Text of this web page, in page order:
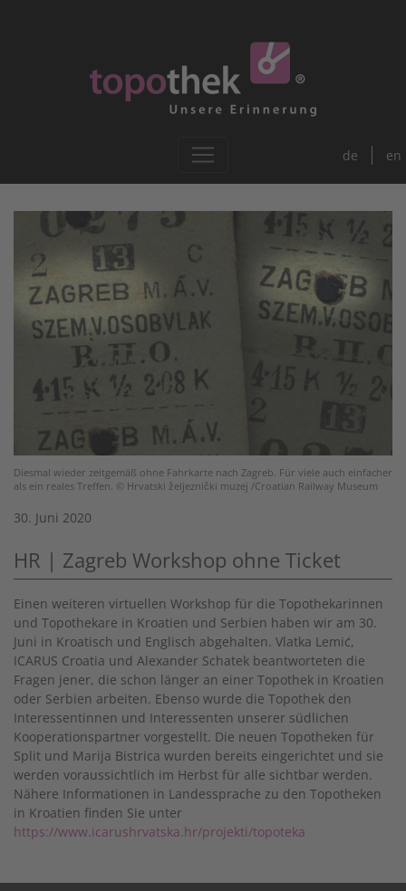
de en
Diesmal wieder zeitgemäß ohne Fahrkarte nach Zagreb. Für viele auch einfacher
als ein reales Treffen. © Hrvatski željeznički muzej /Croatian Railway Museum
30. Juni 2020
HR | Zagreb Workshop ohne Ticket
Einen weiteren virtuellen Workshop für die Topothekarinnen
und Topothekare in Kroatien und Serbien haben wir am 30.
Juni in Kroatisch und Englisch abgehalten. Vlatka Lemić,
ICARUS Croatia und Alexander Schatek beantworteten die
Fragen jener, die schon länger an einer Topothek in Kroatien
oder Serbien arbeiten. Ebenso wurde die Topothek den
Interessentinnen und Interessenten unserer südlichen
Kooperationspartner vorgestellt. Die neuen Topotheken für
Split und Marija Bistrica wurden bereits eingerichtet und sie
werden voraussichtlich im Herbst für alle sichtbar werden.
Nähere Informationen in Landessprache zu den Topotheken
in Kroatien finden Sie unter
https://www.icarushrvatska.hr/projekti/topoteka